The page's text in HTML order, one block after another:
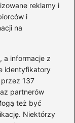
reklamy i
i
na
a informacje z
identyfikatory
137
partnerów
też być
Niektórzy